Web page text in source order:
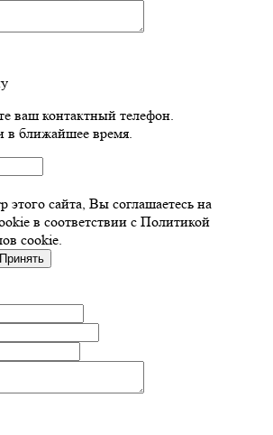
ваш контактный телефон.
в ближайшее время.
этого сайта, Вы соглашаетесь на
в соответствии с Политикой
cookie.
Принять